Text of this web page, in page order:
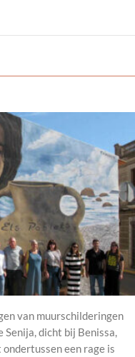
van muurschilderingen
dicht bij Benissa,
een rage is